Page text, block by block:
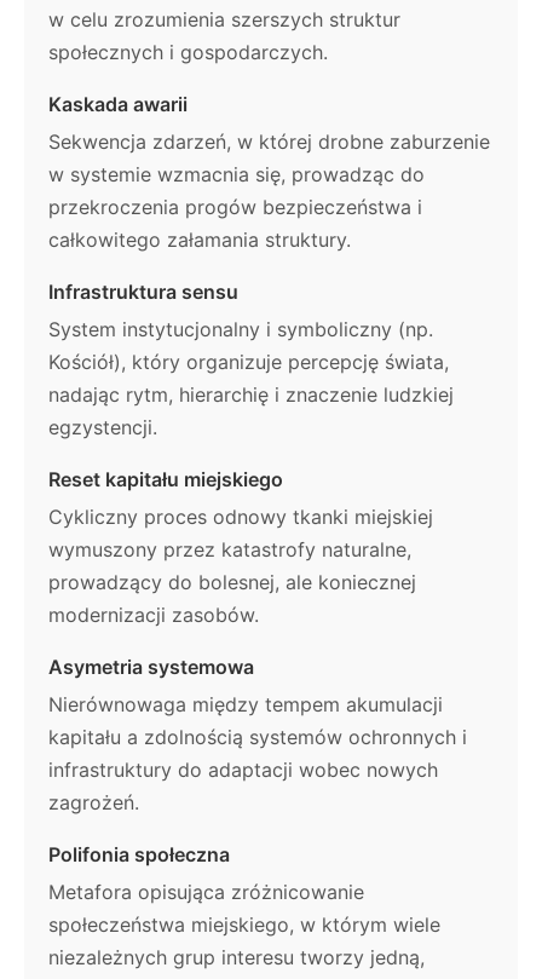
w celu zrozumienia szerszych struktur
społecznych i gospodarczych.
Kaskada awarii
Sekwencja zdarzeń, w której drobne zaburzenie
w systemie wzmacnia się, prowadząc do
przekroczenia progów bezpieczeństwa i
całkowitego załamania struktury.
Infrastruktura sensu
System instytucjonalny i symboliczny (np.
Kościół), który organizuje percepcję świata,
nadając rytm, hierarchię i znaczenie ludzkiej
egzystencji.
Reset kapitału miejskiego
Cykliczny proces odnowy tkanki miejskiej
wymuszony przez katastrofy naturalne,
prowadzący do bolesnej, ale koniecznej
modernizacji zasobów.
Asymetria systemowa
Nierównowaga między tempem akumulacji
kapitału a zdolnością systemów ochronnych i
infrastruktury do adaptacji wobec nowych
zagrożeń.
Polifonia społeczna
Metafora opisująca zróżnicowanie
społeczeństwa miejskiego, w którym wiele
niezależnych grup interesu tworzy jedną,